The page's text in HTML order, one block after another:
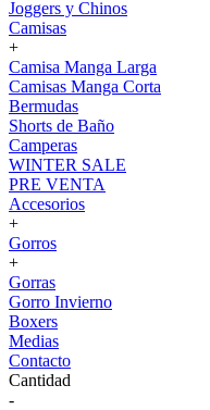
Joggers y Chinos
Camisas
+
Camisa Manga Larga
Camisas Manga Corta
Bermudas
Shorts de Baño
Camperas
WINTER SALE
PRE VENTA
Accesorios
+
Gorros
+
Gorras
Gorro Invierno
Boxers
Medias
Contacto
Cantidad
-